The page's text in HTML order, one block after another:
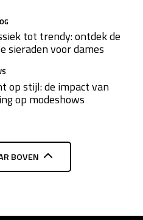
tot trendy: ontdek de
sieraden voor dames
op stijl: de impact van
op modeshows
BOVEN